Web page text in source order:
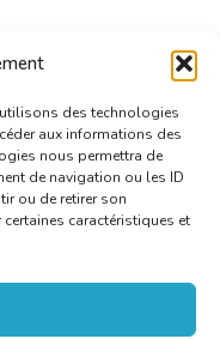
des technologies
aux informations des
nous permettra de
de navigation ou les ID
ou de retirer son
caractéristiques et